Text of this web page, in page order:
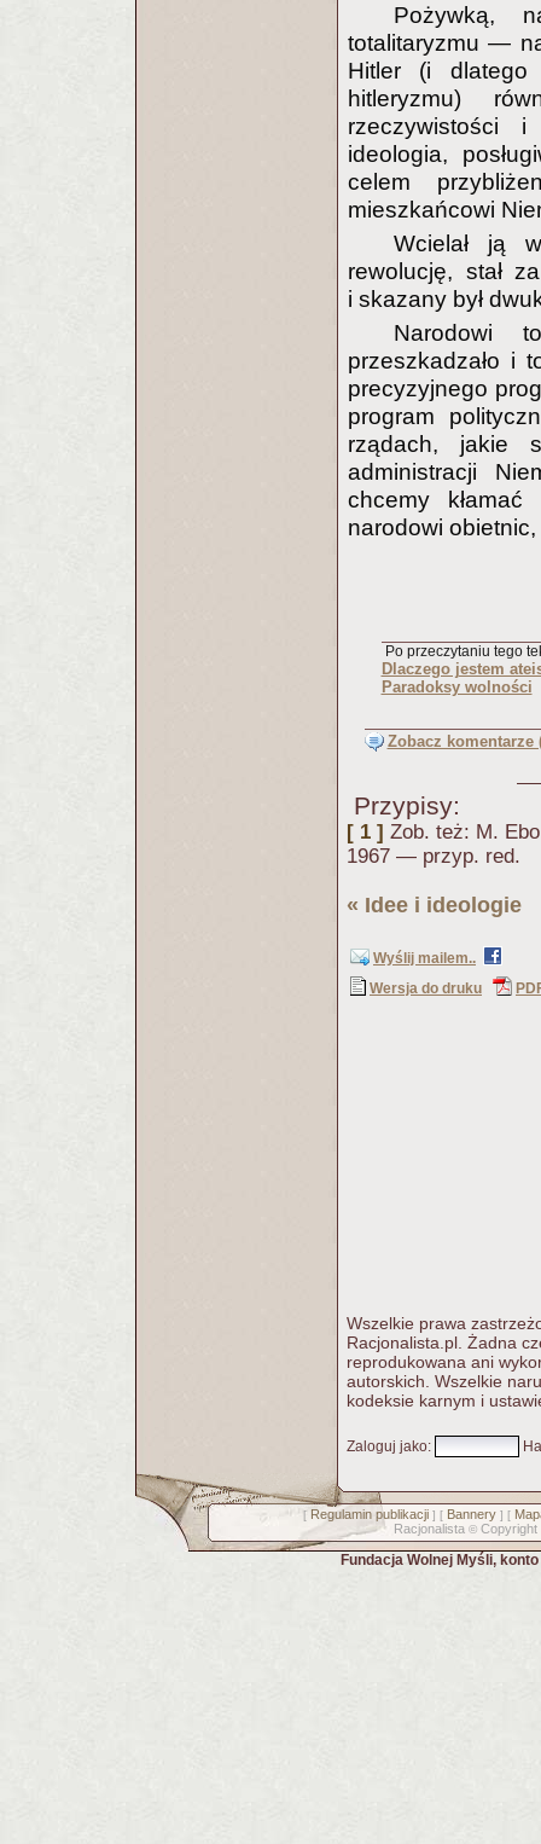
Pożywką,
totalitaryzmu —
Hitler (i dlatego
hitleryzmu)
rzeczywistości
ideologia,
celem
mieszkańcowi
Wcielał ją
rewolucję, stał
i skazany był
Narodowi
przeszkadzało i
precyzyjnego
program
rządach, jakie
administracji
chcemy
narodowi
Po przeczytaniu tego
Dlaczego jestem
Paradoksy wolności
Zobacz komentarze
Przypisy:
[ 1 ] Zob. też: M.
1967 — przyp. red.
« Idee i ideologie
Wyślij mailem..
Wersja do druku
Wszelkie prawa
Racjonalista.pl. Żadna
reprodukowana ani
autorskich. Wszelkie
kodeksie karnym i
Zaloguj jako:
[ Regulamin publikacji] [ Bannery] [
Racjonalista © Copyright
Fundacja Wolnej Myśli,